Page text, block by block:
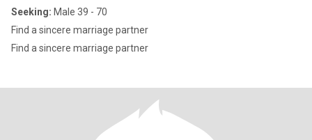
Seeking: Male 39 - 70
Find a sincere marriage partner
Find a sincere marriage partner